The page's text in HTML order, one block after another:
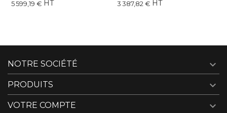
5 599,19 €HT 3 387,82 €HT
NOTRE SOCIÉTÉ 
PRODUITS 
VOTRE COMPTE 